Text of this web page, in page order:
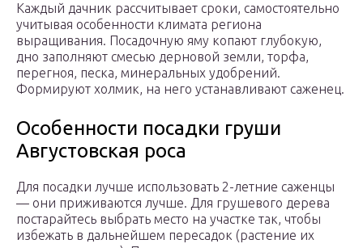
Каждый дачник рассчитывает сроки, самостоятельно
учитывая особенности климата региона
выращивания. Посадочную яму копают глубокую,
дно заполняют смесью дерновой земли, торфа,
перегноя, песка, минеральных удобрений.
Формируют холмик, на него устанавливают саженец.
Особенности посадки груши
Августовская роса
Для посадки лучше использовать 2-летние саженцы
— они приживаются лучше. Для грушевого дерева
постарайтесь выбрать место на участке так, чтобы
избежать в дальнейшем пересадок (растение их